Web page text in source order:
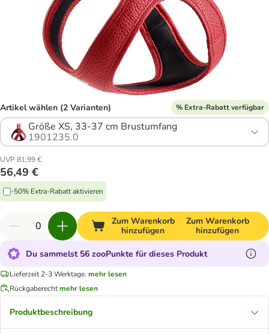
Artikel wählen (2 Varianten) % Extra-Rabatt verfügbar
Größe XS, 33-37 cm Brustumfang
1901235.0
UVP 81,99 €
56,49 €
-50% Extra-Rabatt aktivieren
Zum Warenkorb
hinzufügen
Zum Warenkorb
hinzufügen
Du sammelst 56 zooPunkte für dieses Produkt
Lieferzeit 2-3 Werktage. mehr lesen
Rückgaberechtmehr lesen
Produktbeschreibung